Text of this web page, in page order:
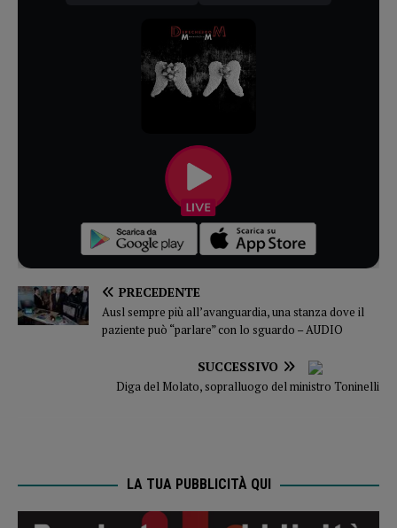
PRECEDENTE
Ausl sempre più all’avanguardia, una stanza dove il
paziente può “parlare” con lo sguardo – AUDIO
SUCCESSIVO
Diga del Molato, sopralluogo del ministro Toninelli
LA TUA PUBBLICITÀ QUI